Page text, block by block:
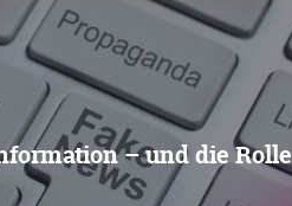
– und die Rolle